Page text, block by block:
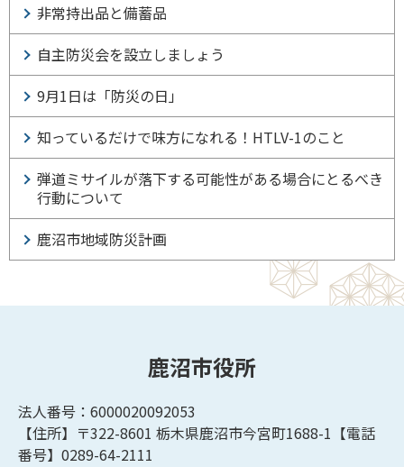
非常持出品と備蓄品
自主防災会を設立しましょう
9月1日は「防災の日」
知っているだけで味方になれる！HTLV-1のこと
弾道ミサイルが落下する可能性がある場合にとるべき
行動について
鹿沼市地域防災計画
鹿沼市役所
法人番号：6000020092053
【住所】〒322-8601 栃木県鹿沼市今宮町1688-1【電話
番号】0289-64-2111